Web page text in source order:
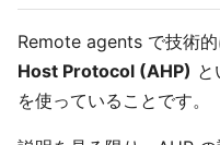
Remote agents で技術
Host Protocol (AHP)
を使っていることです。